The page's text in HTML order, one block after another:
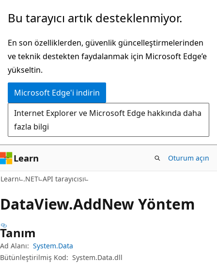
Ana
atla
Sayfa
gezintiye
atla
Bu tarayıcı artık desteklenmiyor.
En son özelliklerden, güvenlik güncelleştirmelerinden
ve teknik destekten faydalanmak için Microsoft Edge’e
yükseltin.
Microsoft Edge'i indirin
Internet Explorer ve Microsoft Edge hakkında daha
fazla bilgi
Learn Oturum açın
Learn .NET API tarayıcısı
DataView.AddNew Yöntem
Tanım
Ad Alanı: System.Data
Bütünleştirilmiş Kod: System.Data.dll